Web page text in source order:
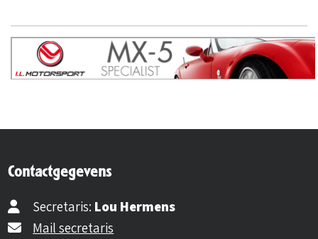
Contactgegevens
Secretaris: Lou Hermens
Mail secretaris